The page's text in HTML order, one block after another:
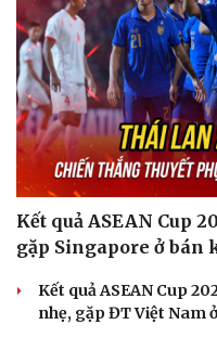
Văn hóa
Sân khấu - Điện ảnh
Văn học
Âm nhạc
Di sản
Kết quả ASEAN Cup
gặp Singapore ở bán
Kết quả ASEAN Cup
nhẹ, gặp ĐT Việt Nam